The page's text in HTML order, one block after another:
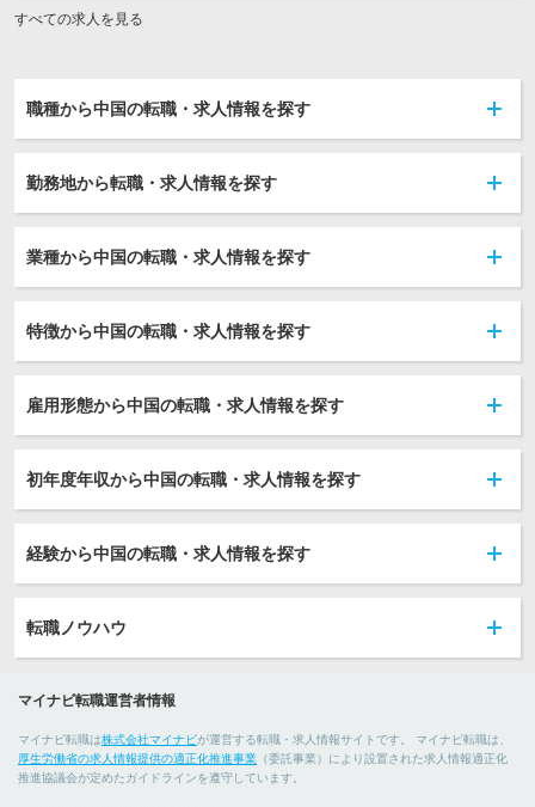
すべての求人を見る
職種から中国の転職・求人情報を探す
勤務地から転職・求人情報を探す
業種から中国の転職・求人情報を探す
特徴から中国の転職・求人情報を探す
雇用形態から中国の転職・求人情報を探す
初年度年収から中国の転職・求人情報を探す
経験から中国の転職・求人情報を探す
転職ノウハウ
マイナビ転職運営者情報
マイナビ転職は株式会社マイナビが運営する転職・求人情報サイトです。 マイナビ転職は、
厚生労働省の求人情報提供の適正化推進事業 （委託事業）により設置された求人情報適正化
推進協議会が定めたガイドラインを遵守しています。